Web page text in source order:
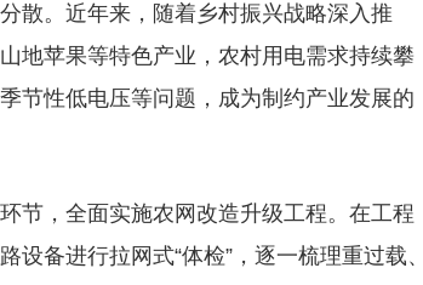
散。近年来，随着乡村振兴战略深入推
地苹果等特色产业，农村用电需求持续攀
节性低电压等问题，成为制约产业发展的
节，全面实施农网改造升级工程。在工程
设备进行拉网式“体检”，逐一梳理重过载